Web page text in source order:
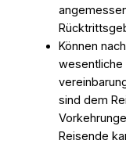
Können
wesentliche
sind dem
Reisende